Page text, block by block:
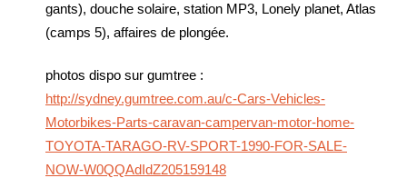
gants), douche solaire, station MP3, Lonely planet, Atlas
(camps 5), affaires de plongée.
photos dispo sur gumtree :
http://sydney.gumtree.com.au/c-Cars-Vehicles-
Motorbikes-Parts-caravan-campervan-motor-home-
TOYOTA-TARAGO-RV-SPORT-1990-FOR-SALE-
NOW-W0QQAdIdZ205159148